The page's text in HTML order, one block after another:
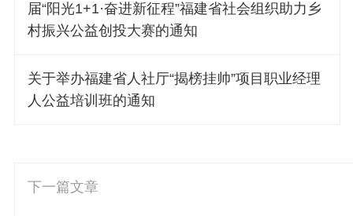
届“阳光1+1·奋进新征程”福建省社会组织助力乡
村振兴公益创投大赛的通知
关于举办福建省人社厅“揭榜挂帅”项目职业经理
人公益培训班的通知
下一篇文章